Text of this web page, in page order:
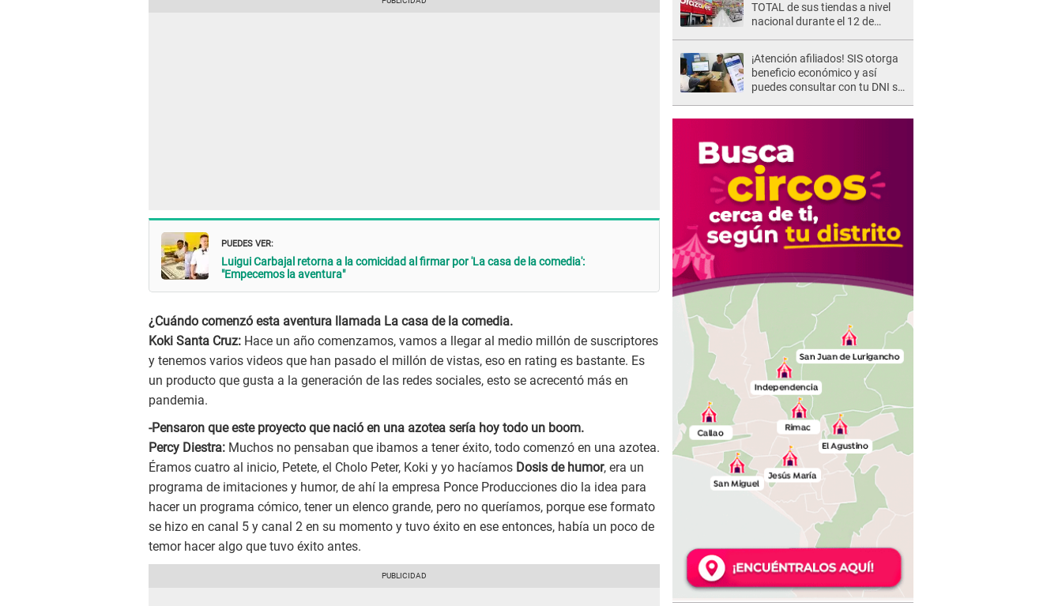
PUEDES VER:
Luigui Carbajal retorna a la comicidad al firmar por 'La casa de la comedia':
"Empecemos la aventura"
¿Cuándo comenzó esta aventura llamada La casa de la comedia.
Koki Santa Cruz: Hace un año comenzamos, vamos a llegar al medio millón de suscriptores
y tenemos varios videos que han pasado el millón de vistas, eso en rating es bastante. Es
un producto que gusta a la generación de las redes sociales, esto se acrecentó más en
pandemia.
-Pensaron que este proyecto que nació en una azotea sería hoy todo un boom.
Percy Diestra: Muchos no pensaban que ibamos a tener éxito, todo comenzó en una azotea.
Éramos cuatro al inicio, Petete, el Cholo Peter, Koki y yo hacíamos Dosis de humor, era un
programa de imitaciones y humor, de ahí la empresa Ponce Producciones dio la idea para
hacer un programa cómico, tener un elenco grande, pero no queríamos, porque ese formato
se hizo en canal 5 y canal 2 en su momento y tuvo éxito en ese entonces, había un poco de
temor hacer algo que tuvo éxito antes.
TOTAL de sus tiendas a nivel
nacional durante el 12 de
¡Atención afiliados! SIS otorga
beneficio económico y así
puedes consultar con tu DNI si